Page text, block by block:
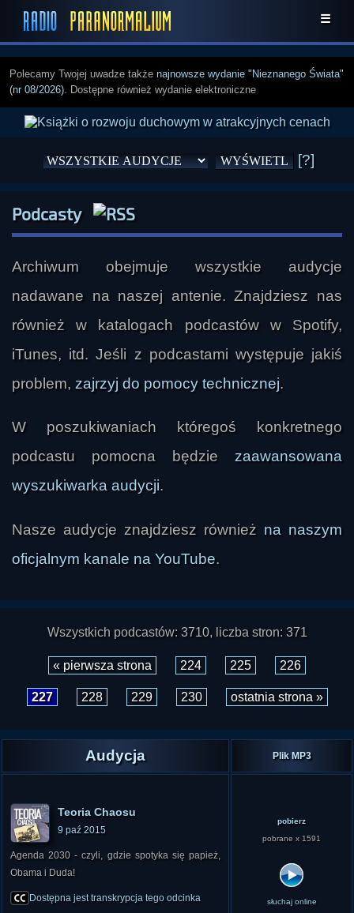
☰
Polecamy Twojej uwadze także najnowsze wydanie "Nieznanego Świata"
(nr 08/2026). Dostępne również wydanie elektroniczne
[?]
Podcasty
Archiwum obejmuje wszystkie audycje
nadawane na naszej antenie. Znajdziesz nas
również w katalogach podcastów w Spotify,
iTunes, itd. Jeśli z podcastami występuje jakiś
problem, zajrzyj do pomocy technicznej.
W poszukiwaniach któregoś konkretnego
podcastu pomocna będzie zaawansowana
wyszukiwarka audycji.
Nasze audycje znajdziesz również na naszym
oficjalnym kanale na YouTube.
Wszystkich podcastów: 3710, liczba stron: 371
« pierwsza strona 224 225 226
227 228 229 230 ostatnia strona »
Audycja Plik MP3
Teoria Chaosu
9 paź 2015
Agenda 2030 - czyli, gdzie spotyka się papież,
Obama i Duda!
Dostępna jest transkrypcja tego odcinka
pobierz
pobrane x 1591
słuchaj online